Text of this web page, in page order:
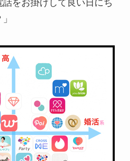
をお掛けして良い日にち